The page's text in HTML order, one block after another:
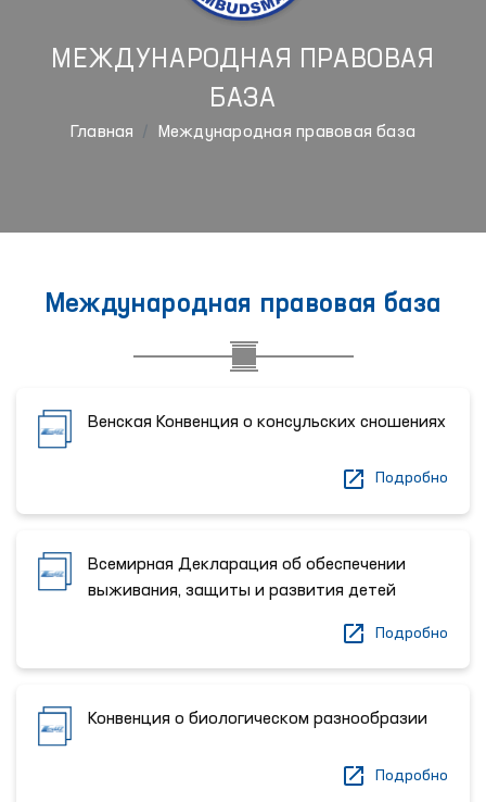
МЕЖДУНАРОДНАЯ ПРАВОВАЯ
БАЗА
Главная Международная правовая база
Международная правовая база
Венская Конвенция о консульских сношениях
Подробно
Всемирная Декларация об обеспечении
выживания, защиты и развития детей
Подробно
Конвенция о биологическом разнообразии
Подробно